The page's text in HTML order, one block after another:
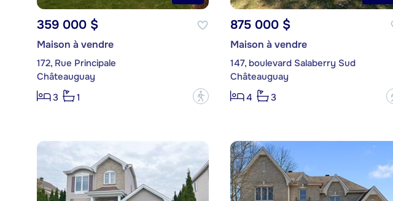
359 000 $
Maison à vendre
172, Rue Principale
Châteauguay
3
1 ?
875 000 $
Maison à vendre
147, boulevard Salaberry Sud
Châteauguay
4
3